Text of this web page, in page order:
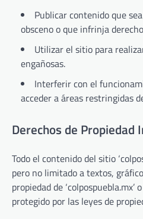
Publicar contenido que
obsceno o que infrinja
Utilizar el sitio para
engañosas.
Interferir con el
acceder a áreas restringidas
Derechos de Propiedad
Todo el contenido del sitio
pero no limitado a textos,
propiedad de
protegido por las leyes de